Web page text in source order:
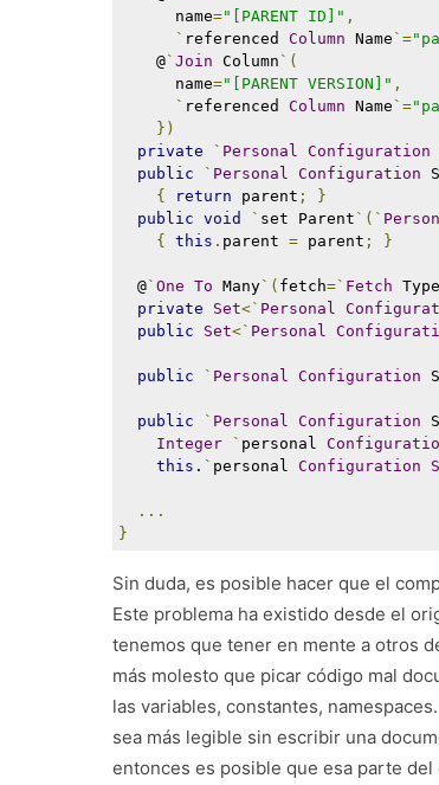
name="[PARENT ID]" ,
` referenced Column Name `=
@` Join Column `(
name="[PARENT VERSION]" ,
` referenced Column Name `=
})
private
` Personal Configuration
public
` Personal Configuration
{
return parent ;
}
public void ` set Parent `(`
{ this . parent = parent ; }
@` One To Many`( fetch=` Fetch Type
private
Set<` Personal
public
Set<` Personal
public ` Personal Configuration
public ` Personal Configuration
Integer
` personal
this . ` personal Configuration
...
}
Sin duda, es posible hacer que el
Este problema ha existido desde el
tenemos que tener en mente a otros
más molesto que picar código mal
las variables, constantes,
sea más legible sin escribir una
entonces es posible que esa parte